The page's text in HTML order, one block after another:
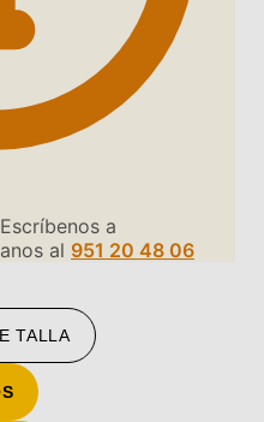
a
al 951 20 48 06
TALLA